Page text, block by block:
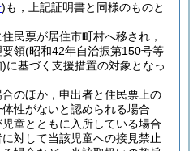
)も，上記証明書と同様のものと
民票が居住市町村へ移され，
領(昭和42年自治振第150号等
に基づく支援措置の対象となっ
のほか，申出者と住民票上の
性がないと認められる場合
童とともに入所している場合
対して当該児童への接見禁止